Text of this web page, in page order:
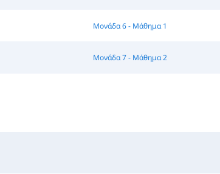
Μονάδα 6 - Μάθημα 1
Μονάδα 7 - Μάθημα 2